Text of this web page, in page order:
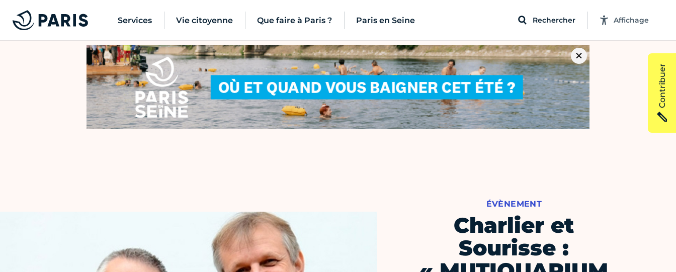
Services Vie citoyenne Que faire à Paris ? Paris en Seine Rechercher Affichage
ÉVÈNEMENT
Charlier et
Sourisse :
Contribuer